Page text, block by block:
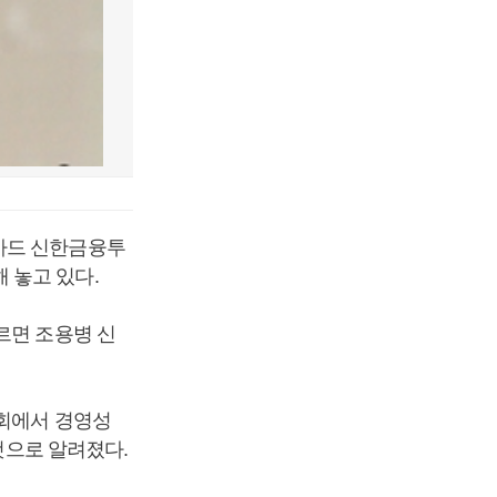
드 신한금융투
놓고 있다.
면 조용병 신
에서 경영성
으로 알려졌다.